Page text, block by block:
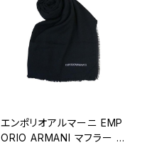
エンポリオアルマーニ EMP
ORIO ARMANI マフラー 6